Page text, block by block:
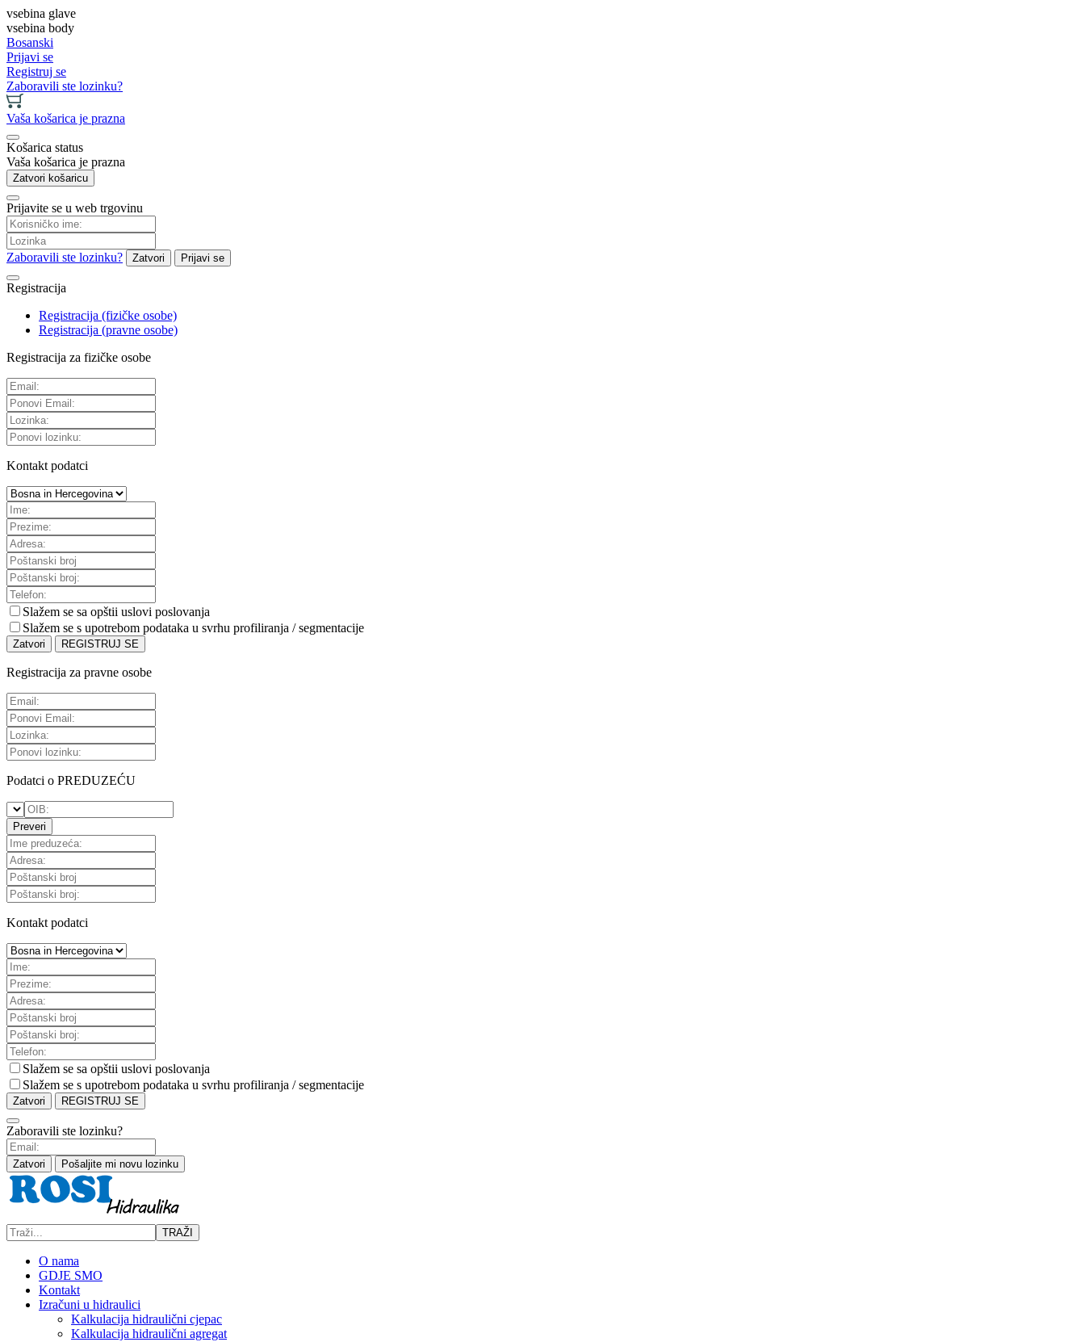
vsebina glave
vsebina body
Bosanski
Prijavi se
Registruj se
Zaboravili ste lozinku?
Vaša košarica je prazna
Košarica status
Vaša košarica je prazna
Zatvori košaricu
Prijavite se u web trgovinu
Zaboravili ste lozinku? Zatvori Prijavi se
Registracija
Registracija (fizičke osobe)
Registracija (pravne osobe)
Registracija za fizičke osobe
Kontakt podatci
Slažem se sa opštii uslovi poslovanja
Slažem se s upotrebom podataka u svrhu profiliranja / segmentacije
Zatvori REGISTRUJ SE
Registracija za pravne osobe
Podatci o PREDUZEĆU
Preveri
Kontakt podatci
Slažem se sa opštii uslovi poslovanja
Slažem se s upotrebom podataka u svrhu profiliranja / segmentacije
Zatvori REGISTRUJ SE
Zaboravili ste lozinku?
Zatvori Pošaljite mi novu lozinku
TRAŽI
O nama
GDJE SMO
Kontakt
Izračuni u hidraulici
Kalkulacija hidraulični cjepac
Kalkulacija hidraulični agregat